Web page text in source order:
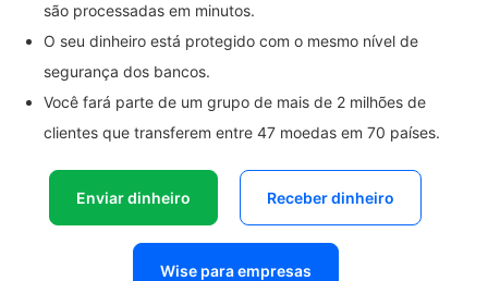
são processadas em minutos.
O seu dinheiro está protegido com o mesmo nível de
segurança dos bancos.
Você fará parte de um grupo de mais de 2 milhões de
clientes que transferem entre 47 moedas em 70 países.
Enviar dinheiro Receber dinheiro
Wise para empresas